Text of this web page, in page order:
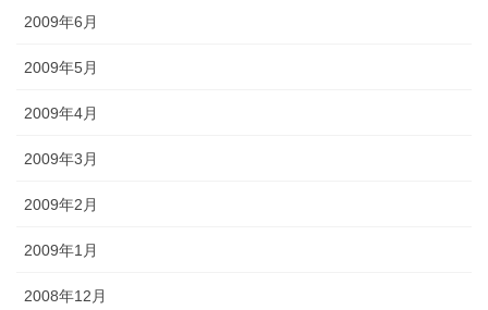
2009年6月
2009年5月
2009年4月
2009年3月
2009年2月
2009年1月
2008年12月